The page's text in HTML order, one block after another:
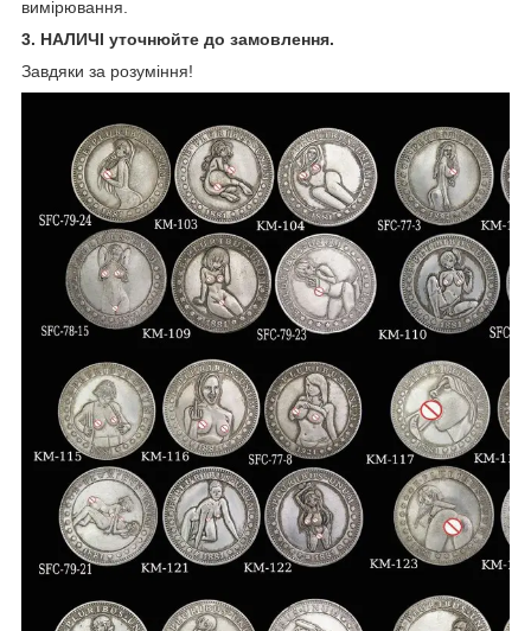
вимірювання.
3. НАЛИЧІ уточнюйте до замовлення.
Завдяки за розуміння!